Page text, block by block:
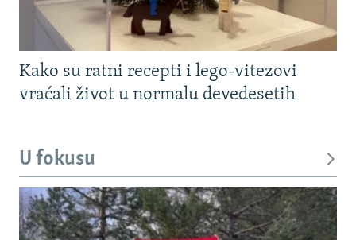
Kako su ratni recepti i lego-vitezovi
vraćali život u normalu devedesetih
U fokusu